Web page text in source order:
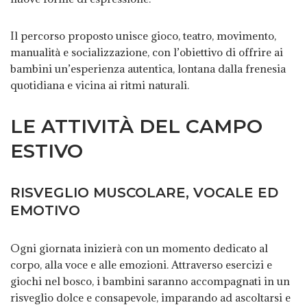
Il percorso proposto unisce gioco, teatro, movimento,
manualità e socializzazione, con l’obiettivo di offrire ai
bambini un’esperienza autentica, lontana dalla frenesia
quotidiana e vicina ai ritmi naturali.
LE ATTIVITÀ DEL CAMPO
ESTIVO
RISVEGLIO MUSCOLARE, VOCALE ED
EMOTIVO
Ogni giornata inizierà con un momento dedicato al
corpo, alla voce e alle emozioni. Attraverso esercizi e
giochi nel bosco, i bambini saranno accompagnati in un
risveglio dolce e consapevole, imparando ad ascoltarsi e